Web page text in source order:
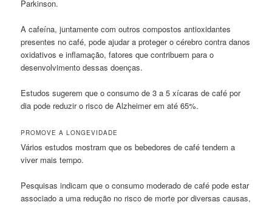
Parkinson.
A cafeína, juntamente com outros compostos antioxidantes
presentes no café, pode ajudar a proteger o cérebro contra danos
oxidativos e inflamação, fatores que contribuem para o
desenvolvimento dessas doenças.
Estudos sugerem que o consumo de 3 a 5 xícaras de café por
dia pode reduzir o risco de Alzheimer em até 65%.
PROMOVE A LONGEVIDADE
Vários estudos mostram que os bebedores de café tendem a
viver mais tempo.
Pesquisas indicam que o consumo moderado de café pode estar
associado a uma redução no risco de morte por diversas causas,